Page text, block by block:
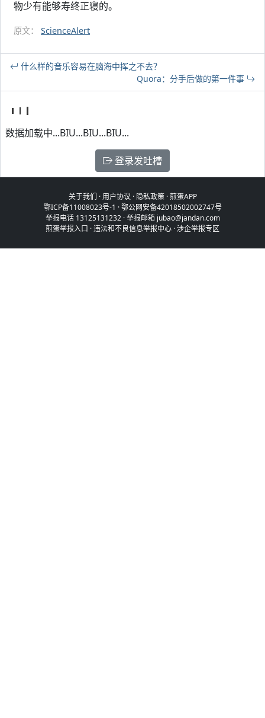
物少有能够寿终正寝的。
原文： ScienceAlert
什么样的音乐容易在脑海中挥之不去？
Quora：分手后做的第一件事
数据加载中...BIU...BIU...BIU...
登录发吐槽
关于我们 ·用户协议 · 隐私政策·煎蛋APP
鄂ICP备11008023号-1 ·鄂公网安备42018502002747号
举报电话 13125131232 · 举报邮箱 jubao@jandan.com
煎蛋举报入口 ·违法和不良信息举报中心 ·涉企举报专区